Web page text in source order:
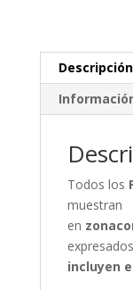
Descripción
Todos los
muestran
en
incluyen